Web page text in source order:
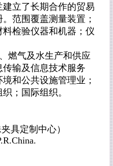
立了长期合作的贸易
范围覆盖测量装置；
检验仪器和机器；仪
燃气及水生产和供应
输及信息技术服务
和公共设施管理业；
；国际组织。
具定制中心）